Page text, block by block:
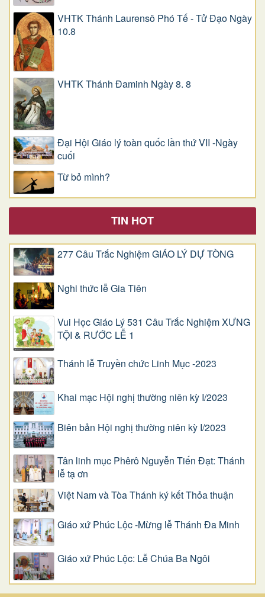
VHTK Thánh Laurensô Phó Tế - Tử Đạo Ngày
10.8
VHTK Thánh Đaminh Ngày 8. 8
Đại Hội Giáo lý toàn quốc lần thứ VII -Ngày
cuối
Từ bỏ mình?
TIN HOT
277 Câu Trắc Nghiệm GIÁO LÝ DỰ TÒNG
Nghi thức lễ Gia Tiên
Vui Học Giáo Lý 531 Câu Trắc Nghiệm XƯNG
TỘI & RƯỚC LỄ 1
Thánh lễ Truyền chức Linh Mục -2023
Khai mạc Hội nghị thường niên kỳ I/2023
Biên bản Hội nghị thường niên kỳ I/2023
Tân linh mục Phêrô Nguyễn Tiến Đạt: Thánh
lễ tạ ơn
Việt Nam và Tòa Thánh ký kết Thỏa thuận
Giáo xứ Phúc Lộc -Mừng lễ Thánh Đa Minh
Giáo xứ Phúc Lộc: Lễ Chúa Ba Ngôi